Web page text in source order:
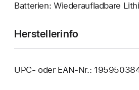
Batterien: Wiederaufladbare
Herstellerinfo
UPC- oder EAN-Nr.: